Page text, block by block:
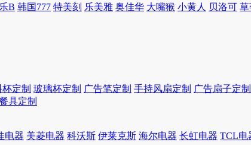
B 韩国777 特美刻 乐美雅 奥佳华 大嘴猴 小黄人 贝洛可 草
定制 玻璃杯定制 广告笔定制 手持风扇定制 广告扇子定制
具定制
电器 美菱电器 科沃斯 伊莱克斯 海尔电器 长虹电器 TCL电